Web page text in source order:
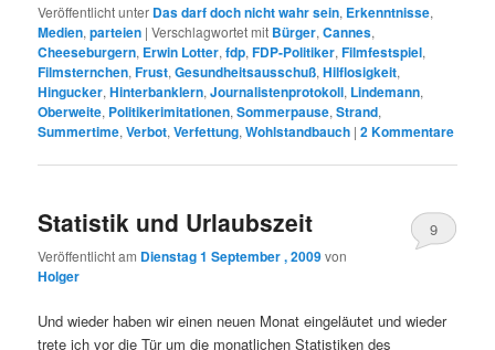
Veröffentlicht unter Das darf doch nicht wahr sein, Erkenntnisse,
Medien,parteien |Verschlagwortet mit Bürger,Cannes,
Cheeseburgern, Erwin Lotter,fdp,FDP-Politiker,Filmfestspiel,
Filmsternchen,Frust,Gesundheitsausschuß,Hilflosigkeit,
Hingucker,Hinterbanklern,Journalistenprotokoll, Lindemann,
Oberweite, Politikerimitationen,Sommerpause,Strand,
Summertime,Verbot,Verfettung,Wohlstandbauch |2Kommentare
Statistik und Urlaubszeit
Veröffentlicht am Dienstag 1 September , 2009von
Holger
9
Und wieder haben wir einen neuen Monat eingeläutet und wieder
trete ich vor die Tür um die monatlichen Statistiken des